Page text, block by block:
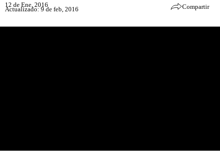
12 de Ene, 2016
Actualizado: 9 de feb, 2016 Compartir